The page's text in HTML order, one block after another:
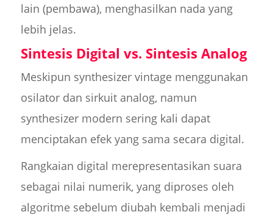
lain (pembawa), menghasilkan nada yang
lebih jelas.
Sintesis Digital vs. Sintesis Analog
Meskipun synthesizer vintage menggunakan
osilator dan sirkuit analog, namun
synthesizer modern sering kali dapat
menciptakan efek yang sama secara digital.
Rangkaian digital merepresentasikan suara
sebagai nilai numerik, yang diproses oleh
algoritme sebelum diubah kembali menjadi